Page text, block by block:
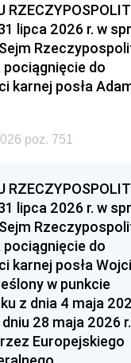
lipca 2026 r. w
do
karnej posła
poz. 751
lipca 2026 r. w
do
karnej posła
w punkcie
z dnia 4 maja
28 maja 2026
Europejskiego